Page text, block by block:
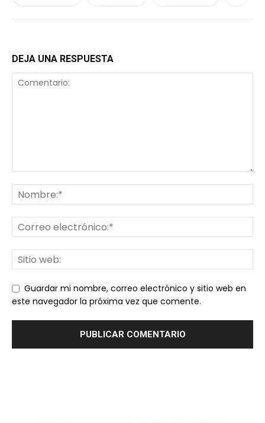
DEJA UNA RESPUESTA
Guardar mi nombre, correo electrónico y sitio web en
este navegador la próxima vez que comente.